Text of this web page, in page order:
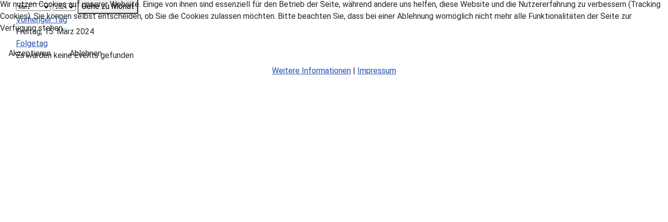
Gehe zu Monat
Vorheriger Tag
Freitag, 15. März 2024
Folgetag
Es wurden keine Events gefunden
Wir nutzen Cookies auf unserer Website. Einige von ihnen sind essenziell für den Betrieb der Seite, während andere uns helfen, diese Website und die Nutzererfahrung zu verbessern (Tracking
Cookies). Sie können selbst entscheiden, ob Sie die Cookies zulassen möchten. Bitte beachten Sie, dass bei einer Ablehnung womöglich nicht mehr alle Funktionalitäten der Seite zur
Verfügung stehen.
Akzeptieren
Ablehnen
Weitere Informationen | Impressum